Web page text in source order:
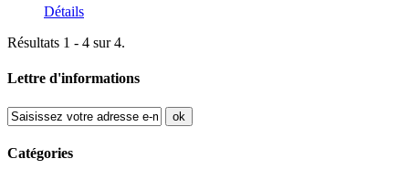
Détails
Résultats 1 - 4 sur 4.
Lettre d'informations
ok
Catégories